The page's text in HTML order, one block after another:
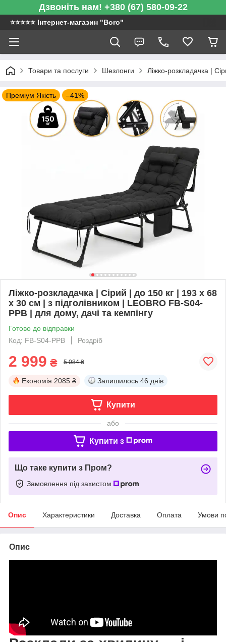
Дзвоніть нам! +380 (67) 580-09-22
⭐️⭐️⭐️⭐️⭐️ Інтернет-магазин "Boro"
Товари та послуги Шезлонги Ліжко-розкладачка |
Преміум Якість –41%
Ліжко-розкладачка | Сірий | до 150 кг | 193 х 68
х 30 см | з підголівником | LEOBRO FB-S04-
PPB | для дому, дачі та кемпінгу
Готово до відправки
Код: FB-S04-PPB
Роздріб
2 999 ₴ 5 084 ₴
Економія 2085 ₴ Залишилось 46 днів
Купити
або
Купити з
Що таке купити з Пром?
Замовлення під захистом
Опис Характеристики Доставка Оплата Умови
Опис